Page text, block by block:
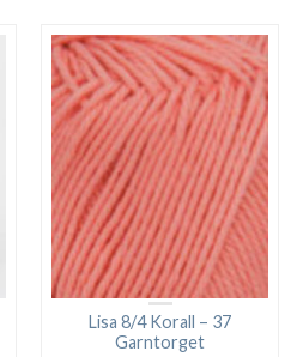
Lisa 8/4 Korall – 37
Garntorget